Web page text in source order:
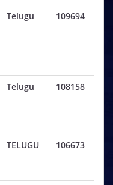
Telugu 109694
Telugu 108158
TELUGU 106673